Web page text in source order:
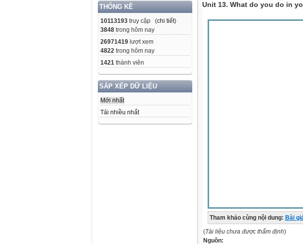
THỐNG KÊ
10113193 truy cập (chi tiết)
3848 trong hôm nay
26971419 lượt xem
4822 trong hôm nay
1421 thành viên
SẮP XẾP DỮ LIỆU
Mới nhất
Tải nhiều nhất
Unit 13. What do you do in
Tham khảo cùng nội dung: Bài
(Tài liệu chưa được thẩm định)
Nguồn: